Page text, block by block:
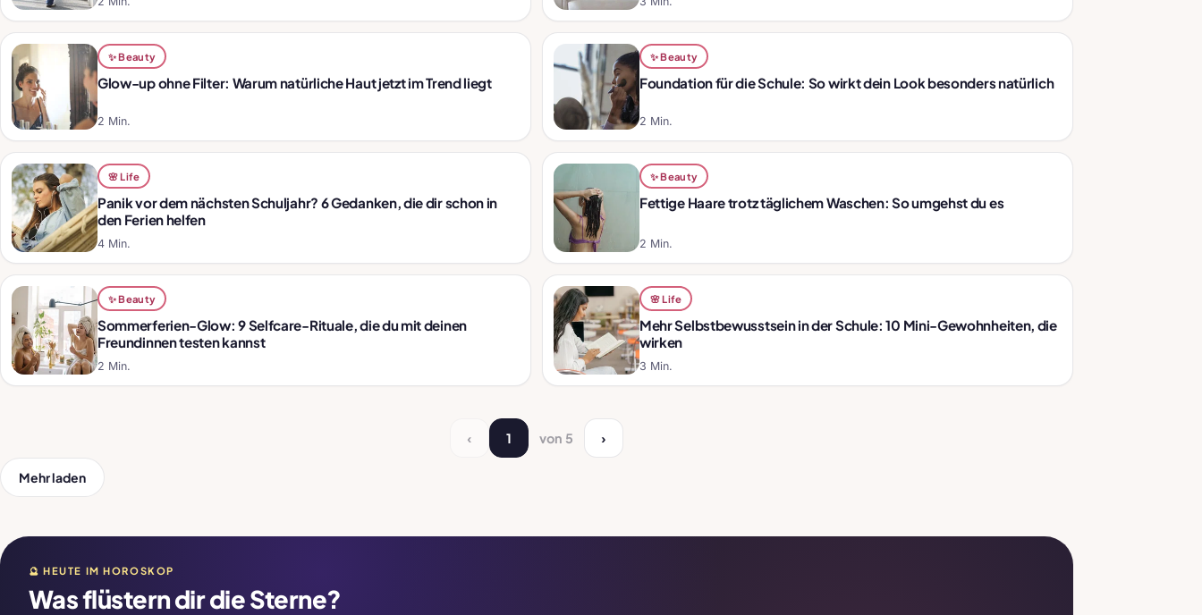
✨ Beauty
Glow-up ohne Filter: Warum natürliche Haut jetzt im Trend liegt
2 Min.
✨ Beauty
Foundation für die Schule: So wirkt dein Look besonders natürlich
2 Min.
🌸 Life
Panik vor dem nächsten Schuljahr? 6 Gedanken, die dir schon in
den Ferien helfen
4 Min.
✨ Beauty
Fettige Haare trotz täglichem Waschen: So umgehst du es
2 Min.
✨ Beauty
Sommerferien-Glow: 9 Selfcare-Rituale, die du mit deinen
Freundinnen testen kannst
2 Min.
🌸 Life
Mehr Selbstbewusstsein in der Schule: 10 Mini-Gewohnheiten, die
wirken
3 Min.
‹ 1 von 5 ›
Mehr laden
🔮 HEUTE IM HOROSKOP
Was flüstern dir die Sterne?